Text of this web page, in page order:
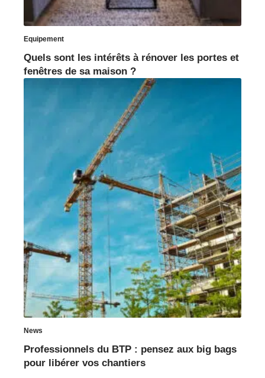
Equipement
Quels sont les intérêts à rénover les portes et
fenêtres de sa maison ?
News
Professionnels du BTP : pensez aux big bags
pour libérer vos chantiers